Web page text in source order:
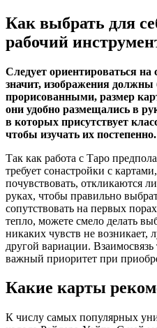
Как выбрать для
рабочий
Следует ориентироваться на
значит, изображения
прорисованными, размер
они удобно размещались в
в которых присутствует
чтобы изучать их постепенно.
Так как работа с Таро
требует сонастройки с
почувствовать, откликаются
руках, чтобы правильно
сопутствовать на первых
тепло, можете смело делать
никаких чувств не возникает,
другой вариации.
важный приоритет при
Какие карты
К числу самых популярных